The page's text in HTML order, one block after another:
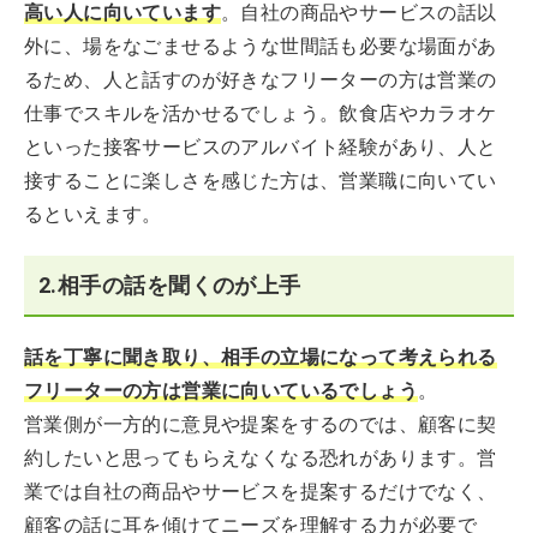
高い人に向いています。自社の商品やサービスの話以
外に、場をなごませるような世間話も必要な場面があ
るため、人と話すのが好きなフリーターの方は営業の
仕事でスキルを活かせるでしょう。飲食店やカラオケ
といった接客サービスのアルバイト経験があり、人と
接することに楽しさを感じた方は、営業職に向いてい
るといえます。
2.相手の話を聞くのが上手
話を丁寧に聞き取り、相手の立場になって考えられる
フリーターの方は営業に向いているでしょう 。
営業側が一方的に意見や提案をするのでは、顧客に契
約したいと思ってもらえなくなる恐れがあります。営
業では自社の商品やサービスを提案するだけでなく、
顧客の話に耳を傾けてニーズを理解する力が必要で